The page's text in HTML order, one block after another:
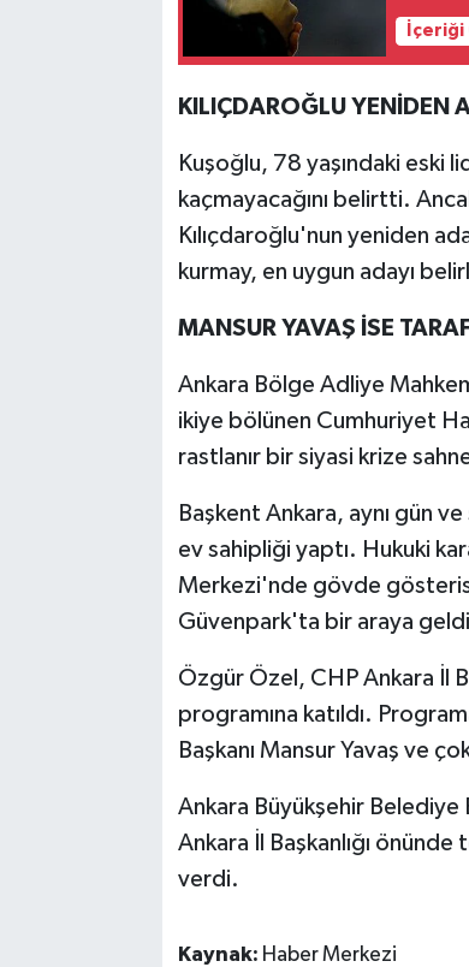
KILIÇDAROĞLU YENİDEN
Kuşoğlu, 78 yaşındaki eski
kaçmayacağını belirtti.
Kılıçdaroğlu'nun yeniden
kurmay, en uygun adayı
MANSUR YAVAŞ İSE
Ankara Bölge Adliye
ikiye bölünen Cumhuriyet
rastlanır bir siyasi krize
Başkent Ankara, aynı gün
ev sahipliği yaptı. Hukuki
Merkezi'nde gövde
Güvenpark'ta bir araya
Özgür Özel, CHP Ankara İl
programına katıldı.
Başkanı Mansur Yavaş ve
Ankara Büyükşehir Belediye
Ankara İl Başkanlığı
verdi.
Kaynak: Haber Merkezi